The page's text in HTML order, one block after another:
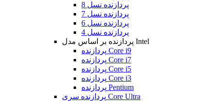
پردازنده نسل 8
پردازنده نسل 7
پردازنده نسل 6
پردازنده نسل 4
پردازنده بر اساس مدل Intel
پردازنده Core i9
پردازنده Core i7
پردازنده Core i5
پردازنده Core i3
پردازنده Pentium
پردازنده سری Core Ultra